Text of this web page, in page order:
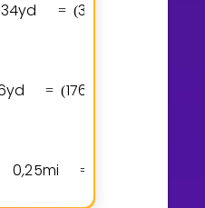
34yd = (3
yd = (176
0,25mi =